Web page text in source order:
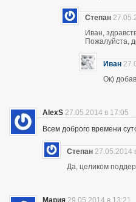
Степан
Иван,
Пожалуйста,
Иван
Ок)
AlexS 27.05.2014 в 17:05
Всем доброго времени
Степан 27.05.2014
Да, целиком
Мария 29.05.2014 в 13:21